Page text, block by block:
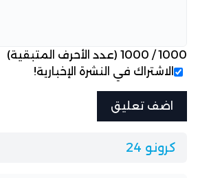
1000
/
1000 (عدد الأحرف المتبقية)
الاشتراك في النشرة الإخبارية!
كرونو 24